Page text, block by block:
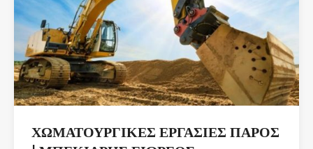
ΧΩΜΑΤΟΥΡΓΙΚΕΣ ΕΡΓΑΣΙΕΣ ΠΑΡΟΣ